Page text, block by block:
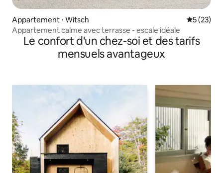
Appartement ⋅ Witsch
5 (23)
Appartement calme avec terrasse - escale idéale
Le confort d'un chez-soi et des tarifs
mensuels avantageux